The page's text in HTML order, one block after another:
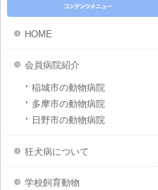
HOME
会員病院紹介
稲城市の動物病院
多摩市の動物病院
日野市の動物病院
狂犬病について
学校飼育動物